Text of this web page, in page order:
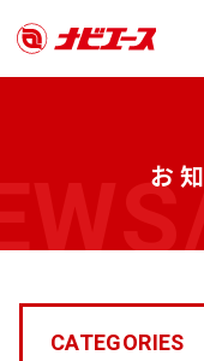
お
CATEGORIES